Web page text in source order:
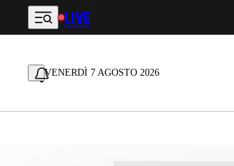
Vai al contenuto principale
LIVE
VENERDÌ 7 AGOSTO 2026